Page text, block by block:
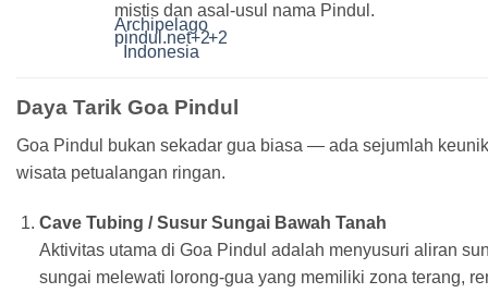
mistis dan asal-usul nama Pindul.
pindul.net+2
Archipelago
Indonesia
+2
Daya Tarik Goa Pindul
Goa Pindul bukan sekadar gua biasa — ada sejumlah
wisata petualangan ringan.
Cave Tubing / Susur Sungai Bawah Tanah
Aktivitas utama di Goa Pindul adalah menyusuri aliran
sungai melewati lorong-gua yang memiliki zona terang,